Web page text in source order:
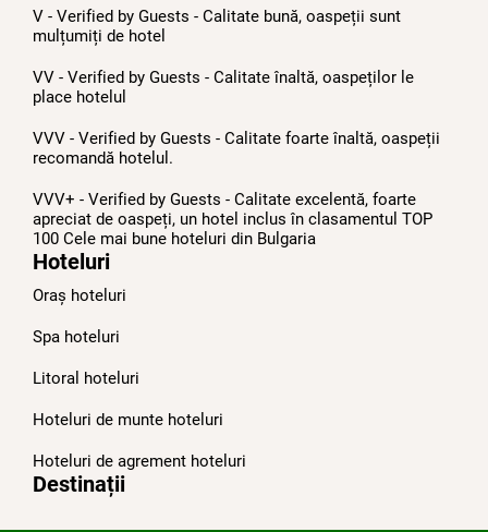
V - Verified by Guests - Calitate bună, oaspeții sunt
mulțumiți de hotel
VV - Verified by Guests - Calitate înaltă, oaspeților le
place hotelul
VVV - Verified by Guests - Calitate foarte înaltă, oaspeții
recomandă hotelul.
VVV+ - Verified by Guests - Calitate excelentă, foarte
apreciat de oaspeți, un hotel inclus în clasamentul TOP
100 Cele mai bune hoteluri din Bulgariа
Hoteluri
Oraș hoteluri
Spa hoteluri
Litoral hoteluri
Hoteluri de munte hoteluri
Hoteluri de agrement hoteluri
Destinații